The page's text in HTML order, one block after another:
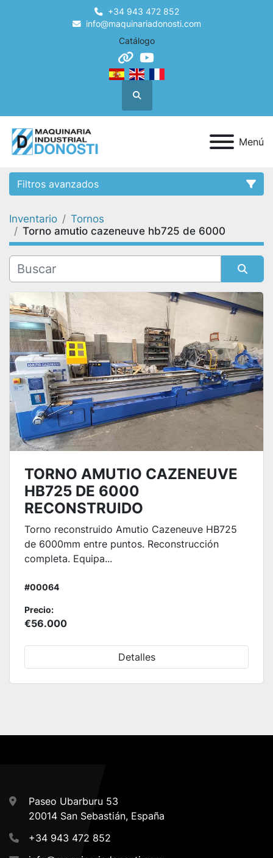
+34 943 472 852
info@maquinariadonosti.com
Catálogo
otheryoutube
Buscar
Menú
Filtros avanzados
Categoría
Condición
Inventario
Tornos
Torno amutio cazeneuve hb725 de 6000
Ordenar por
TORNO AMUTIO CAZENEUVE
HB725 DE 6000
RECONSTRUIDO
Torno reconstruido Amutio Cazeneuve HB725
de 6000mm entre puntos. Reconstrucción
completa. Equipa...
#00064
Precio:
€56.000
Detalles
Paseo Ubarburu 53
20014 San Sebastián, España
+34 943 472 852